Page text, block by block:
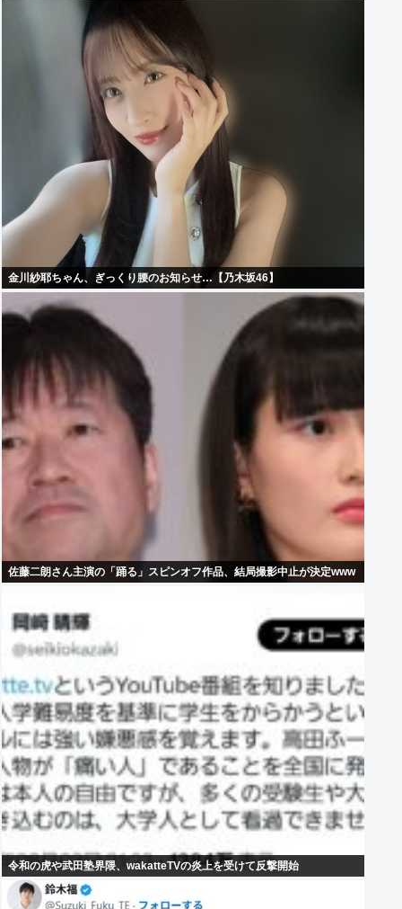
金川紗耶ちゃん、ぎっくり腰のお知らせ…【乃木坂46】
佐藤二朗さん主演の「踊る」スピンオフ作品、結局撮影中止が決定www
令和の虎や武田塾界隈、wakatteTVの炎上を受けて反撃開始